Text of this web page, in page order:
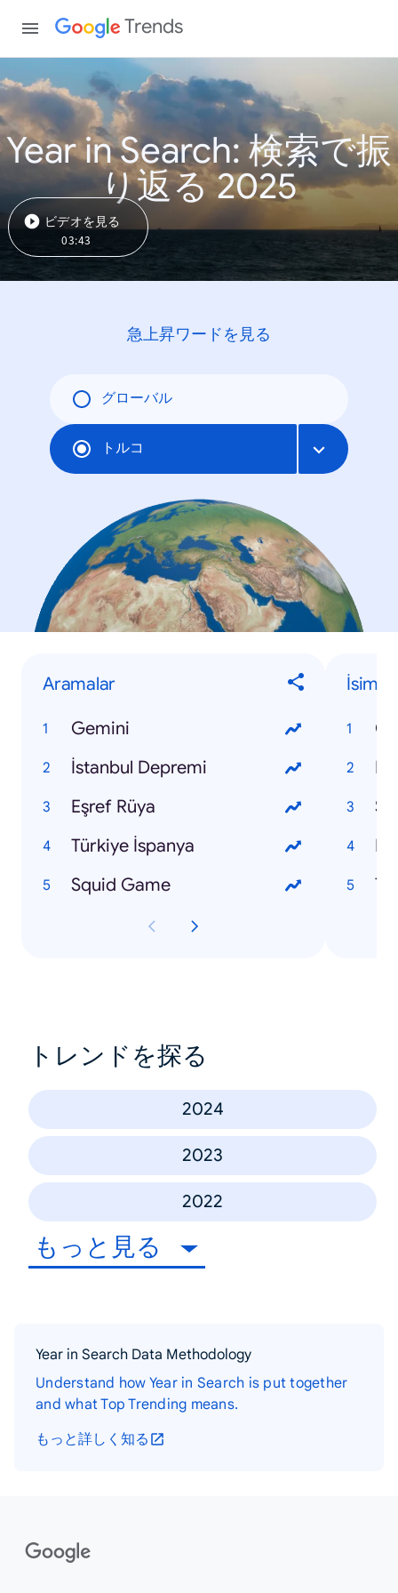
Trends
Year in Search: 検索で振
り返る 2025
ビデオを見る
03:43
急上昇ワードを見る
グローバル
トルコ
Aramalar
Gemini
İstanbul Depremi
Eşref Rüya
Türkiye İspanya
Squid Game
İsimler
トレンドを探る
2024
2023
2022
もっと見る
Year in Search Data Methodology
Understand how Year in Search is put together
and what Top Trending means.
もっと詳しく知る